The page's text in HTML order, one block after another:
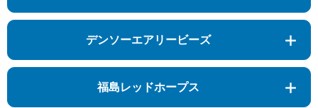
デンソーエアリービーズ
福島レッドホープス